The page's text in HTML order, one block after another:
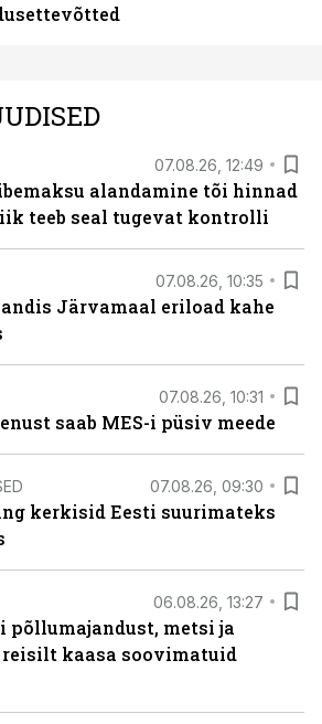
07.08.26, 12:49
alandamine tõi hinnad
teeb seal tugevat kontrolli
07.08.26, 10:35
Järvamaal eriload kahe
07.08.26, 10:31
saab MES-i püsiv meede
07.08.26, 09:30
kerkisid Eesti suurimateks
06.08.26, 13:27
põllumajandust, metsi ja
reisilt kaasa soovimatuid